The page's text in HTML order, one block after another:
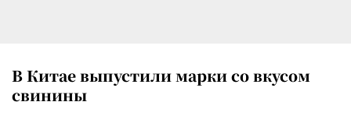
В Китае выпустили марки со вкусом
свинины